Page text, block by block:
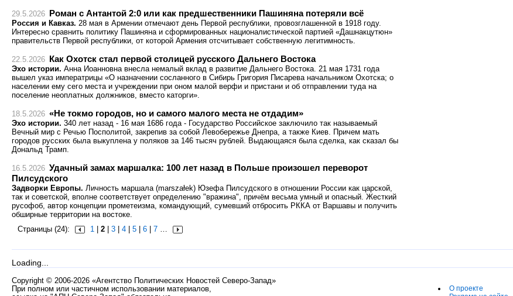
29.5.2026 Роман с Антантой 2:0 или как предшественники Пашиняна потеряли всё
Россия и Кавказ. 28 мая в Армении отмечают день Первой республики, провозглашенной в 1918 году.
Интересно сравнить политику Пашиняна и сформированных националистической партией «Дашнакцутюн»
правительств Первой республики, от которой Армения отсчитывает собственную легитимность.
22.5.2026 Как Охотск стал первой столицей русского Дальнего Востока
Эхо истории. Анна Иоанновна внесла немалый вклад в развитие Дальнего Востока. 21 мая 1731 года
вышел указ императрицы «О назначении сосланного в Сибирь Григория Писарева начальником Охотска; о
населении ему сего места и учреждении при оном малой верфи и пристани и об отправлении туда на
поселение неоплатных должников, вместо каторги».
18.5.2026 «Не токмо городов, но и самого малого места не отдадим»
Эхо истории. 340 лет назад - 16 мая 1686 года - Государство Российское заключило так называемый
Вечный мир с Речью Посполитой, закрепив за собой Левобережье Днепра, а также Киев. Причем мать
городов русских была выкуплена у поляков за 146 тысяч рублей. Выдающаяся была сделка, как сказал бы
Дональд Трамп.
16.5.2026 Удачный замах маршалка: 100 лет назад в Польше произошел переворот
Пилсудского
Задворки Европы. Личность маршала (marszałek) Юзефа Пилсудского в отношении России как царской,
так и советской, вполне соответствует определению "вражина", причём весьма умный и опасный. Жесткий
русофоб, автор концепции прометеизма, командующий, сумевший отбросить РККА от Варшавы и получить
обширные территории на востоке.
Страницы (24):
1 2 3 4 5 6 7 …
Loading...
Copyright © 2006-2026 «Агентство Политических Новостей Северо-Запад»
При полном или частичном использовании материалов,
О проекте